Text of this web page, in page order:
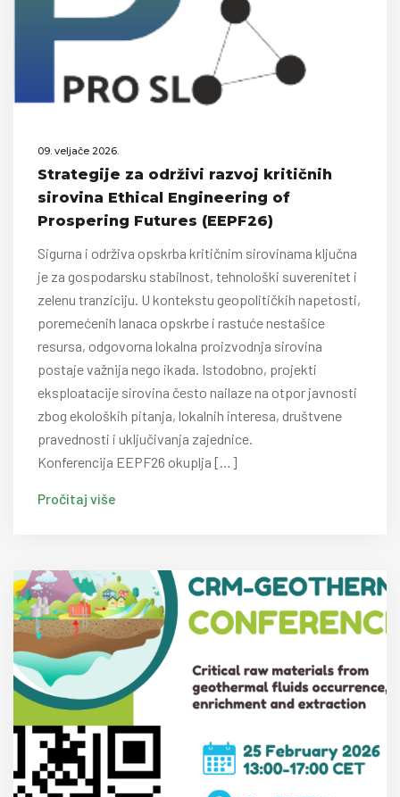
09. veljače 2026.
Strategije za održivi razvoj kritičnih
sirovina Ethical Engineering of
Prospering Futures (EEPF26)
Sigurna i održiva opskrba kritičnim sirovinama ključna
je za gospodarsku stabilnost, tehnološki suverenitet i
zelenu tranziciju. U kontekstu geopolitičkih napetosti,
poremećenih lanaca opskrbe i rastuće nestašice
resursa, odgovorna lokalna proizvodnja sirovina
postaje važnija nego ikada. Istodobno, projekti
eksploatacije sirovina često nailaze na otpor javnosti
zbog ekoloških pitanja, lokalnih interesa, društvene
pravednosti i uključivanja zajednice.
Konferencija EEPF26 okuplja […]
Pročitaj više